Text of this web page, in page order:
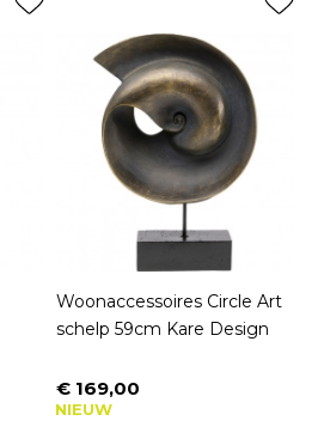
Woonaccessoires Circle Art
schelp 59cm Kare Design
Prijs
€ 169,00
NIEUW